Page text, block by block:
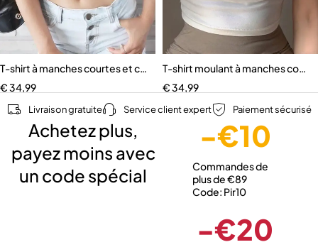
T-shirt à manches courtes et col en V pour femme
€34,99
T-shirt moulant à manches
€34,99
Livraison gratuite Service client expert Paiement sécurisé
Achetez plus,
payez moins avec
un code spécial
-€10
Commandes de
plus de €89
Code: Pir10
-€20